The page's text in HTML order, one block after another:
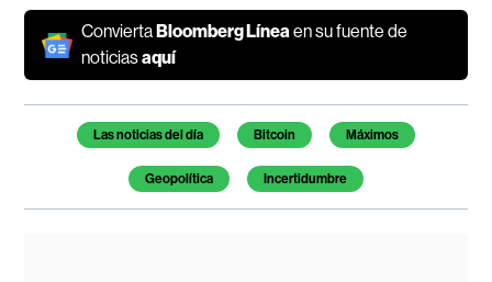
Convierta Bloomberg Líneaen su fuente de
noticiasaquí
Temas de este artículo
Las noticias del día Bitcoin Máximos
Geopolítica Incertidumbre